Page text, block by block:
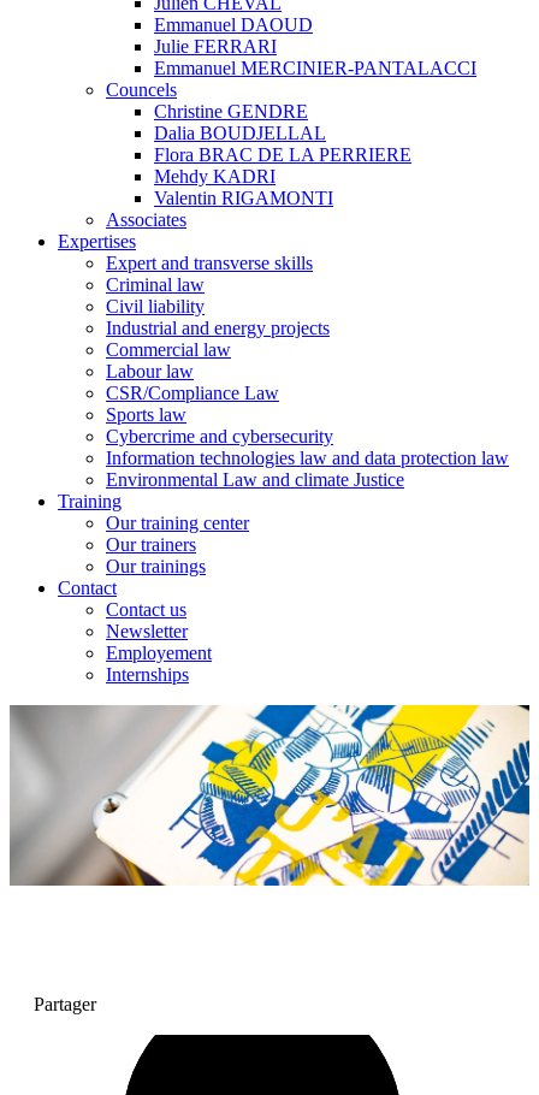
Emmanuel DAOUD
Julie FERRARI
Emmanuel MERCINIER-PANTALACCI
Councels
Christine GENDRE
Dalia BOUDJELLAL
Flora BRAC DE LA PERRIERE
Mehdy KADRI
Valentin RIGAMONTI
Associates
Expertises
Expert and transverse skills
Criminal law
Civil liability
Industrial and energy projects
Commercial law
Labour law
CSR/Compliance Law
Sports law
Cybercrime and cybersecurity
Information technologies law and data protection law
Environmental Law and climate Justice
Training
Our training center
Our trainers
Our trainings
Contact
Contact us
Newsletter
Employement
Internships
Partager